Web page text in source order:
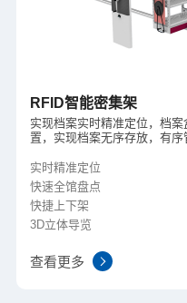
RFID智能密集架
实现档案实时精准定位，档
置，实现档案无序存放，有序
实时精准定位
快速全馆盘点
快捷上下架
3D立体导览
查看更多